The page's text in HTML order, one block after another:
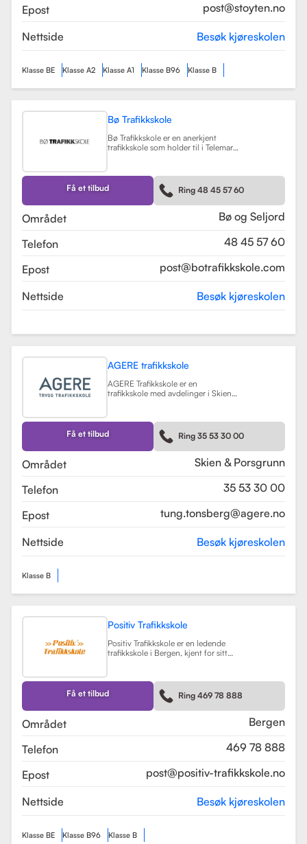
Epost
post@stoyten.no
Nettside Besøk kjøreskolen
Klasse BE Klasse A2 Klasse A1 Klasse B96 Klasse B
Bø Trafikkskole
Bø Trafikkskole er en anerkjent
trafikkskole som holder til i Telemark,
elever. Skolen tilbyr opplæring for
førerkort i klasse B, B96 og BE, samt
en rekke kurs som trafikalt
grunnkurs, mørkekjøring, førstehjelp
Få et tilbud Ring 48 45 57 60
Området
Bø og Seljord
Telefon
48 45 57 60
Epost
post@botrafikkskole.com
Nettside Besøk kjøreskolen
AGERE trafikkskole
AGERE Trafikkskole er en
trafikkskole med avdelinger i Skien
førerkortklasser, fra moped til buss
og lastebil. Skolen har som mål å gi
elevene de nødvendige ferdighetene
og holdningene for å bli trygge og
kompetente sjåfører, med et fokus
på nullvisjonen om ingen drepte
god kvalitet på opplæringen.
AGERE Trafikkskole tilbyr også ulike
teorikurs og spesialiserte moduler
Les mer
Få et tilbud Ring 35 53 30 00
Området
Skien & Porsgrunn
Telefon
35 53 30 00
Epost
tung.tonsberg@agere.no
Nettside Besøk kjøreskolen
Klasse B
Positiv Trafikkskole
Positiv Trafikkskole er en ledende
trafikkskole i Bergen, kjent for sitt
føreropplæring for både bil,
tilhenger og moped, og har
spesialiserte kurs som trafikalt
grunnkurs og mørkekjøring. Les mer
Få et tilbud Ring 469 78 888
Området
Bergen
Telefon
469 78 888
Epost
post@positiv-trafikkskole.no
Nettside Besøk kjøreskolen
Klasse BE Klasse B96 Klasse B